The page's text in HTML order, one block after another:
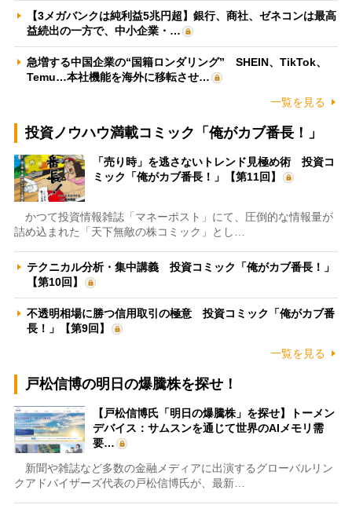
【3メガバンクは純利益5兆円超】銀行、商社、ゼネコンは最高
益続出の一方で、中小企業・…
急増する中国企業の“国籍ロンダリング” SHEIN、TikTok、
Temu…本社機能を海外に移転させ…
一覧を見る
投資ノウハウ満載コミック「俺がカブ番長！」
「売り時」を逃さないトレンド見極め術 投資コ
ミック「俺がカブ番長！」【第11回】
かつて投資情報雑誌「マネーポスト」にて、圧倒的な情報量が
詰め込まれた「天下無敵の株コミック」とし…
テクニカル分析・集中講義 投資コミック「俺がカブ番長！」
【第10回】
不透明相場に勝つ信用取引の極意 投資コミック「俺がカブ番
長！」【第9回】
一覧を見る
戸松信博の明日の爆騰株を探せ！
【戸松信博氏「明日の爆騰株」を探せ】トーメン
デバイス：サムスンを通じて世界のAIメモリ需
要…
新聞や雑誌など多数の金融メディアに出演するグローバルリン
クアドバイザーズ代表の戸松信博氏が、最新…